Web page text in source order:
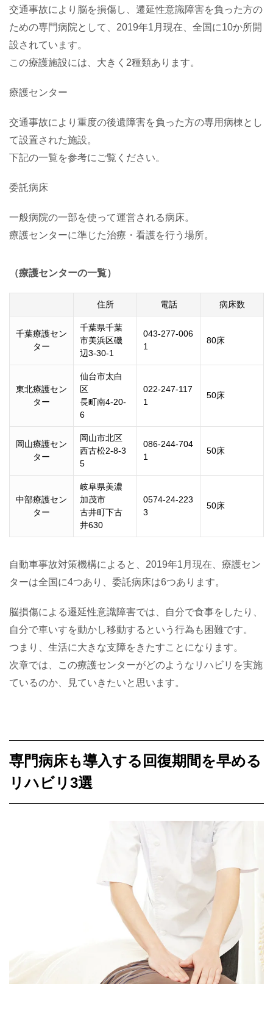
交通事故により脳を損傷し、遷延性意識障害を負った方の
ための専門病院として、2019年1月現在、全国に10か所開
設されています。
この療護施設には、大きく2種類あります。
療護センター
交通事故により重度の後遺障害を負った方の専用病棟とし
て設置された施設。
下記の一覧を参考にご覧ください。
委託病床
一般病院の一部を使って運営される病床。
療護センターに準じた治療・看護を行う場所。
（療護センターの一覧）
住所 電話 病床数
千葉療護セン
ター
千葉県千葉
市美浜区磯
辺3-30-1
043-277-006
1
80床
東北療護セン
ター
仙台市太白
区
長町南4-20-
6
022-247-117
1
50床
岡山療護セン
ター
岡山市北区
西古松2-8-3
5
086-244-704
1
50床
中部療護セン
ター
岐阜県美濃
加茂市
古井町下古
井630
0574-24-223
3
50床
自動車事故対策機構によると、2019年1月現在、療護セン
ターは全国に4つあり、委託病床は6つあります。
脳損傷による遷延性意識障害では、自分で食事をしたり、
自分で車いすを動かし移動するという行為も困難です。
つまり、生活に大きな支障をきたすことになります。
次章では、この療護センターがどのようなリハビリを実施
ているのか、見ていきたいと思います。
専門病床も導入する回復期間を早める
リハビリ3選